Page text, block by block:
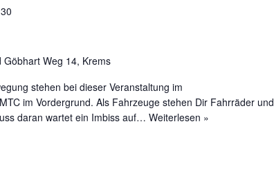
Göbhart Weg 14, Krems
stehen bei dieser Veranstaltung im
im Vordergrund. Als Fahrzeuge stehen Dir Fahrräder und
daran wartet ein Imbiss auf… Weiterlesen »